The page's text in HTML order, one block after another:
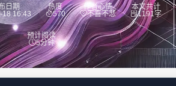
日期
18 16:43
热度
570
作者心情
不喜不悲
本文共计
1191字
预计阅读
5分钟